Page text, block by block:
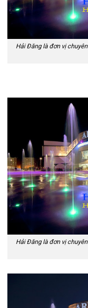
Hải Đăng là đơn vị
Hải Đăng là đơn vị